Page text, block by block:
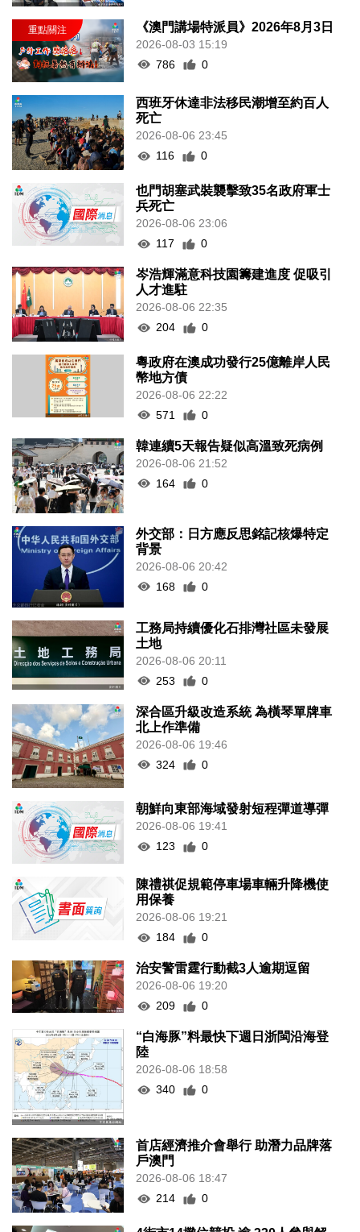
《澳門講場特派員》2026年8月3日
2026-08-03 15:19
786
0
西班牙休達非法移民潮增至約百人
死亡
2026-08-06 23:45
116
0
也門胡塞武裝襲擊致35名政府軍士
兵死亡
2026-08-06 23:06
117
0
岑浩輝滿意科技園籌建進度 促吸引
人才進駐
2026-08-06 22:35
204
0
粵政府在澳成功發行25億離岸人民
幣地方債
2026-08-06 22:22
571
0
韓連續5天報告疑似高溫致死病例
2026-08-06 21:52
164
0
外交部：日方應反思銘記核爆特定
背景
2026-08-06 20:42
168
0
工務局持續優化石排灣社區未發展
土地
2026-08-06 20:11
253
0
深合區升級改造系統 為橫琴單牌車
北上作準備
2026-08-06 19:46
324
0
朝鮮向東部海域發射短程彈道導彈
2026-08-06 19:41
123
0
陳禮祺促規範停車場車輛升降機使
用保養
2026-08-06 19:21
184
0
治安警雷霆行動截3人逾期逗留
2026-08-06 19:20
209
0
“白海豚”料最快下週日浙閩沿海登
陸
2026-08-06 18:58
340
0
首店經濟推介會舉行 助潛力品牌落
戶澳門
2026-08-06 18:47
214
0